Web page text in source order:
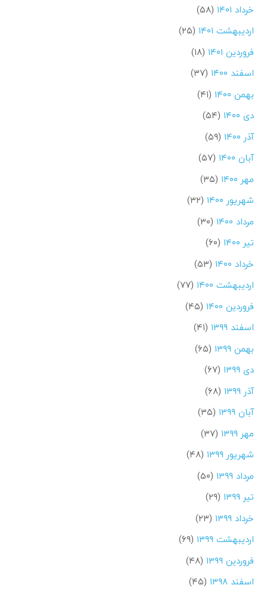
خرداد ۱۴۰۱
(۵۸)
اردیبهشت ۱۴۰۱
(۲۵)
فروردین ۱۴۰۱
(۱۸)
اسفند ۱۴۰۰
(۳۷)
بهمن ۱۴۰۰
(۴۱)
دی ۱۴۰۰
(۵۴)
آذر ۱۴۰۰
(۵۹)
آبان ۱۴۰۰
(۵۷)
مهر ۱۴۰۰
(۳۵)
شهریور ۱۴۰۰
(۳۲)
مرداد ۱۴۰۰
(۳۰)
تیر ۱۴۰۰
(۶۰)
خرداد ۱۴۰۰
(۵۳)
اردیبهشت ۱۴۰۰
(۷۷)
فروردین ۱۴۰۰
(۴۵)
اسفند ۱۳۹۹
(۴۱)
بهمن ۱۳۹۹
(۶۵)
دی ۱۳۹۹
(۶۷)
آذر ۱۳۹۹
(۶۸)
آبان ۱۳۹۹
(۳۵)
مهر ۱۳۹۹
(۳۷)
شهریور ۱۳۹۹
(۴۸)
مرداد ۱۳۹۹
(۵۰)
تیر ۱۳۹۹
(۲۹)
خرداد ۱۳۹۹
(۲۳)
اردیبهشت ۱۳۹۹
(۶۹)
فروردین ۱۳۹۹
(۴۸)
اسفند ۱۳۹۸
(۴۵)